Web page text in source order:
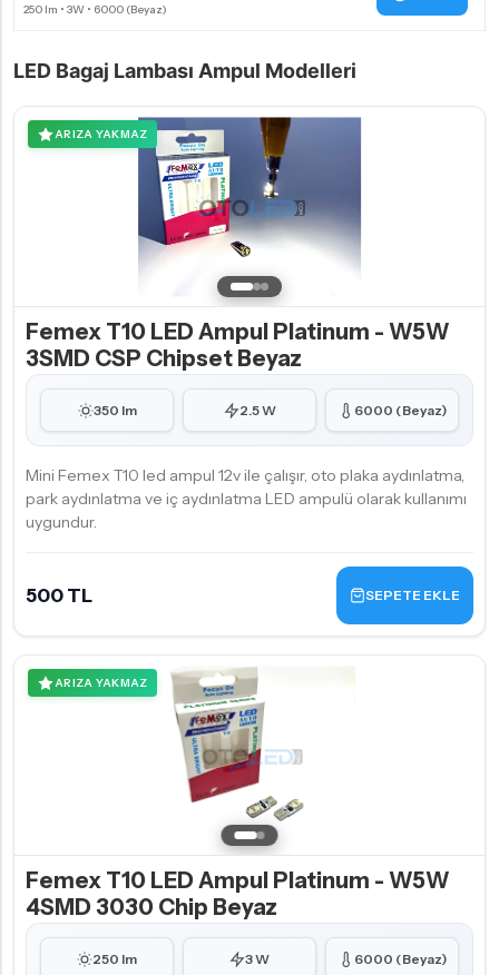
LED Bagaj Lambası Ampul Modelleri
ARIZA YAKMAZ
Femex T10 LED Ampul Platinum - W5W
3SMD CSP Chipset Beyaz
350 lm 2.5 W 6000 (Beyaz)
Mini Femex T10 led ampul 12v ile çalışır, oto plaka aydınlatma,
park aydınlatma ve iç aydınlatma LED ampulü olarak kullanımı
uygundur.
500 TL SEPETE EKLE
ARIZA YAKMAZ
Femex T10 LED Ampul Platinum - W5W
4SMD 3030 Chip Beyaz
250 lm 3 W 6000 (Beyaz)